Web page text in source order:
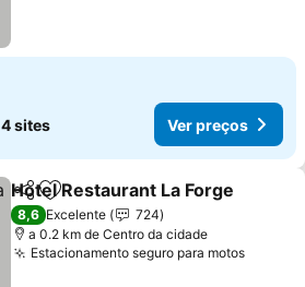
4 sites Ver preços
PartilharAdicionar aos favoritos
Hotel Restaurant La Forge
8,6 Excelente
724
a 0.2 km de Centro da cidade
Estacionamento seguro para motosVer